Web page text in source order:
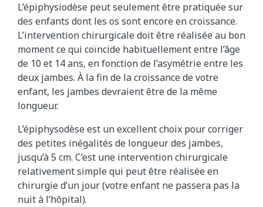
L’épiphysiodèse peut seulement être pratiquée sur
des enfants dont les os sont encore en croissance.
L’intervention chirurgicale doit être réalisée au bon
moment ce qui coïncide habituellement entre l’âge
de 10 et 14 ans, en fonction de l’asymétrie entre les
deux jambes. À la fin de la croissance de votre
enfant, les jambes devraient être de la même
longueur.
L’épiphysodèse est un excellent choix pour corriger
des petites inégalités de longueur des jambes,
jusqu’à 5 cm. C’est une intervention chirurgicale
relativement simple qui peut être réalisée en
chirurgie d’un jour (votre enfant ne passera pas la
nuit à l’hôpital).